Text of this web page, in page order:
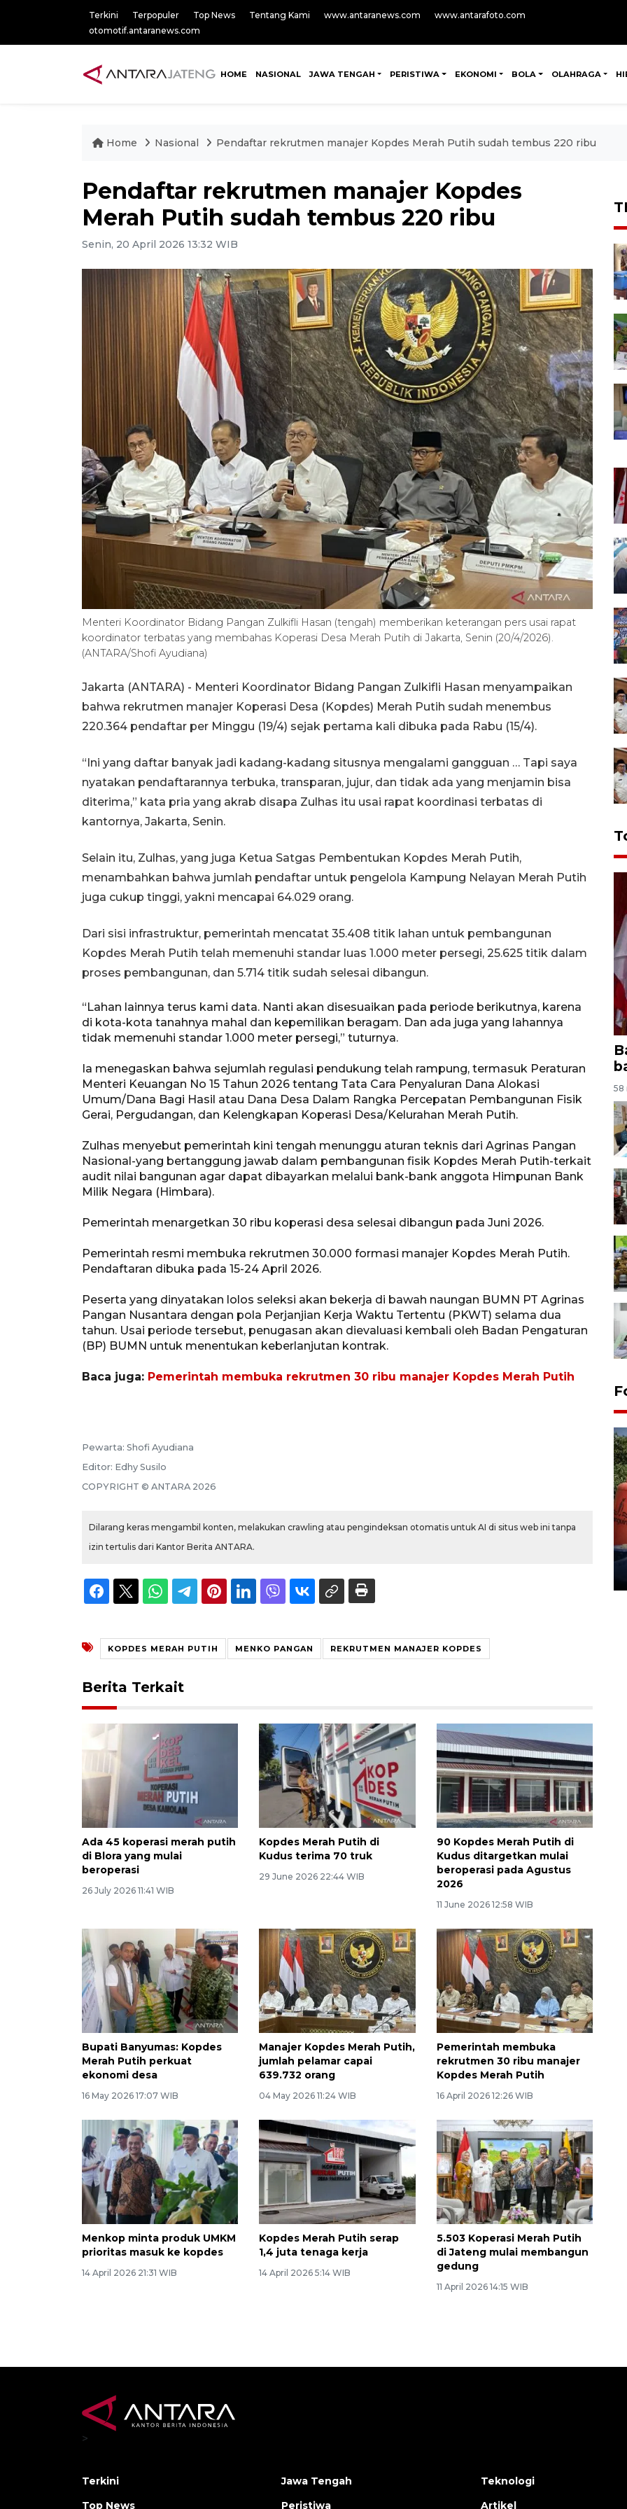
Terkini Terpopuler Top News Tentang Kami www.antaranews.com
www.antarafoto.com
otomotif.antaranews.com
HOME NASIONAL JAWA TENGAH PERISTIWA EKONOMI BOLA OLAHRAGA
Home Nasional Pendaftar rekrutmen manajer Kopdes Merah Putih sudah tembus 220 ribu
Pendaftar rekrutmen manajer Kopdes
Merah Putih sudah tembus 220 ribu
Senin, 20 April 2026 13:32 WIB
Menteri Koordinator Bidang Pangan Zulkifli Hasan (tengah) memberikan keterangan pers usai rapat
koordinator terbatas yang membahas Koperasi Desa Merah Putih di Jakarta, Senin (20/4/2026).
(ANTARA/Shofi Ayudiana)
Jakarta (ANTARA) - Menteri Koordinator Bidang Pangan Zulkifli Hasan menyampaikan
bahwa rekrutmen manajer Koperasi Desa (Kopdes) Merah Putih sudah menembus
220.364 pendaftar per Minggu (19/4) sejak pertama kali dibuka pada Rabu (15/4).
“Ini yang daftar banyak jadi kadang-kadang situsnya mengalami gangguan … Tapi saya
nyatakan pendaftarannya terbuka, transparan, jujur, dan tidak ada yang menjamin bisa
diterima,” kata pria yang akrab disapa Zulhas itu usai rapat koordinasi terbatas di
kantornya, Jakarta, Senin.
Selain itu, Zulhas, yang juga Ketua Satgas Pembentukan Kopdes Merah Putih,
menambahkan bahwa jumlah pendaftar untuk pengelola Kampung Nelayan Merah Putih
juga cukup tinggi, yakni mencapai 64.029 orang.
Dari sisi infrastruktur, pemerintah mencatat 35.408 titik lahan untuk pembangunan
Kopdes Merah Putih telah memenuhi standar luas 1.000 meter persegi, 25.625 titik dalam
proses pembangunan, dan 5.714 titik sudah selesai dibangun.
“Lahan lainnya terus kami data. Nanti akan disesuaikan pada periode berikutnya, karena
di kota-kota tanahnya mahal dan kepemilikan beragam. Dan ada juga yang lahannya
tidak memenuhi standar 1.000 meter persegi,” tuturnya.
Ia menegaskan bahwa sejumlah regulasi pendukung telah rampung, termasuk Peraturan
Menteri Keuangan No 15 Tahun 2026 tentang Tata Cara Penyaluran Dana Alokasi
Umum/Dana Bagi Hasil atau Dana Desa Dalam Rangka Percepatan Pembangunan Fisik
Gerai, Pergudangan, dan Kelengkapan Koperasi Desa/Kelurahan Merah Putih.
Zulhas menyebut pemerintah kini tengah menunggu aturan teknis dari Agrinas Pangan
Nasional-yang bertanggung jawab dalam pembangunan fisik Kopdes Merah Putih-terkait
audit nilai bangunan agar dapat dibayarkan melalui bank-bank anggota Himpunan Bank
Milik Negara (Himbara).
Pemerintah menargetkan 30 ribu koperasi desa selesai dibangun pada Juni 2026.
Pemerintah resmi membuka rekrutmen 30.000 formasi manajer Kopdes Merah Putih.
Pendaftaran dibuka pada 15-24 April 2026.
Peserta yang dinyatakan lolos seleksi akan bekerja di bawah naungan BUMN PT Agrinas
Pangan Nusantara dengan pola Perjanjian Kerja Waktu Tertentu (PKWT) selama dua
tahun. Usai periode tersebut, penugasan akan dievaluasi kembali oleh Badan Pengaturan
(BP) BUMN untuk menentukan keberlanjutan kontrak.
Baca juga: Pemerintah membuka rekrutmen 30 ribu manajer Kopdes Merah Putih
Pewarta: Shofi Ayudiana
Editor: Edhy Susilo
COPYRIGHT © ANTARA 2026
Dilarang keras mengambil konten, melakukan crawling atau pengindeksan otomatis untuk AI di situs web ini tanpa
izin tertulis dari Kantor Berita ANTARA.
KOPDES MERAH PUTIH MENKO PANGAN REKRUTMEN MANAJER KOPDES
Berita Terkait
Ada 45 koperasi merah putih
di Blora yang mulai
beroperasi
26 July 2026 11:41 WIB
Kopdes Merah Putih di
Kudus terima 70 truk
29 June 2026 22:44 WIB
90 Kopdes Merah Putih di
Kudus ditargetkan mulai
beroperasi pada Agustus
2026
11 June 2026 12:58 WIB
Bupati Banyumas: Kopdes
Merah Putih perkuat
ekonomi desa
16 May 2026 17:07 WIB
Manajer Kopdes Merah Putih,
jumlah pelamar capai
639.732 orang
04 May 2026 11:24 WIB
Pemerintah membuka
rekrutmen 30 ribu manajer
Kopdes Merah Putih
16 April 2026 12:26 WIB
Menkop minta produk UMKM
prioritas masuk ke kopdes
14 April 2026 21:31 WIB
Kopdes Merah Putih serap
1,4 juta tenaga kerja
14 April 2026 5:14 WIB
5.503 Koperasi Merah Putih
di Jateng mulai membangun
gedung
11 April 2026 14:15 WIB
58
Kemarau memuncak, air
Waduk Delingan Karanganyar
>
Terkini
Top News
Jawa Tengah
Peristiwa
Teknologi
Artikel